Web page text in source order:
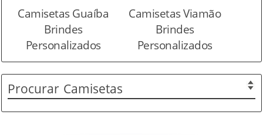
Camisetas Guaíba
Brindes
Personalizados
Camisetas Viamão
Brindes
Personalizados
Procurar Camisetas